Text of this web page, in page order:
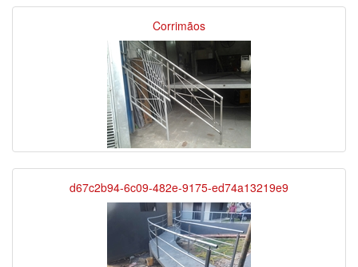
Corrimãos
d67c2b94-6c09-482e-9175-ed74a13219e9